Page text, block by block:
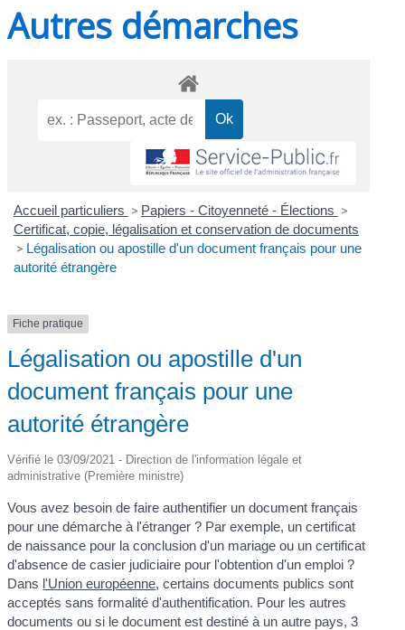
Autres démarches
Accueil particuliers > Papiers - Citoyenneté - Élections >
Certificat, copie, légalisation et conservation de documents
> Légalisation ou apostille d'un document français pour une
autorité étrangère
Fiche pratique
Légalisation ou apostille d'un
document français pour une
autorité étrangère
Vérifié le 03/09/2021 - Direction de l'information légale et
administrative (Première ministre)
Vous avez besoin de faire authentifier un document français
pour une démarche à l'étranger ? Par exemple, un certificat
de naissance pour la conclusion d'un mariage ou un certificat
d'absence de casier judiciaire pour l'obtention d'un emploi ?
Dans l'Union européenne, certains documents publics sont
acceptés sans formalité d'authentification. Pour les autres
documents ou si le document est destiné à un autre pays, 3